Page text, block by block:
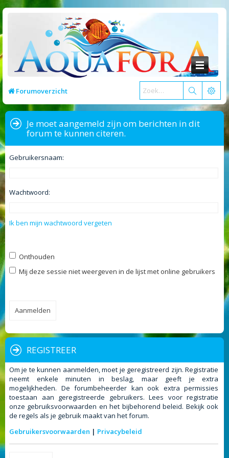
Forumoverzicht
Je moet aangemeld zijn om berichten in dit
forum te kunnen citeren.
Gebruikersnaam:
Wachtwoord:
Ik ben mijn wachtwoord vergeten
Onthouden
Mij deze sessie niet weergeven in de lijst met online gebruikers
REGISTREER
Om je te kunnen aanmelden, moet je geregistreerd zijn. Registratie
neemt enkele minuten in beslag, maar geeft je extra
mogelijkheden. De forumbeheerder kan ook extra permissies
toestaan aan geregistreerde gebruikers. Lees voor registratie
onze gebruiksvoorwaarden en het bijbehorend beleid. Bekijk ook
de regels als je gebruik maakt van het forum.
Gebruikersvoorwaarden | Privacybeleid